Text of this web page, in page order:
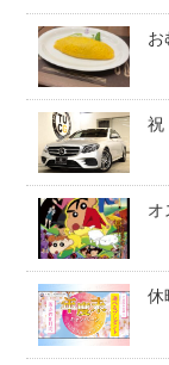
お
祝
オ
休